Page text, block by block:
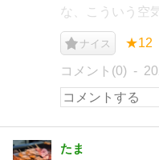
な、こういう空
ナイス ★12
コメント(0)
たま